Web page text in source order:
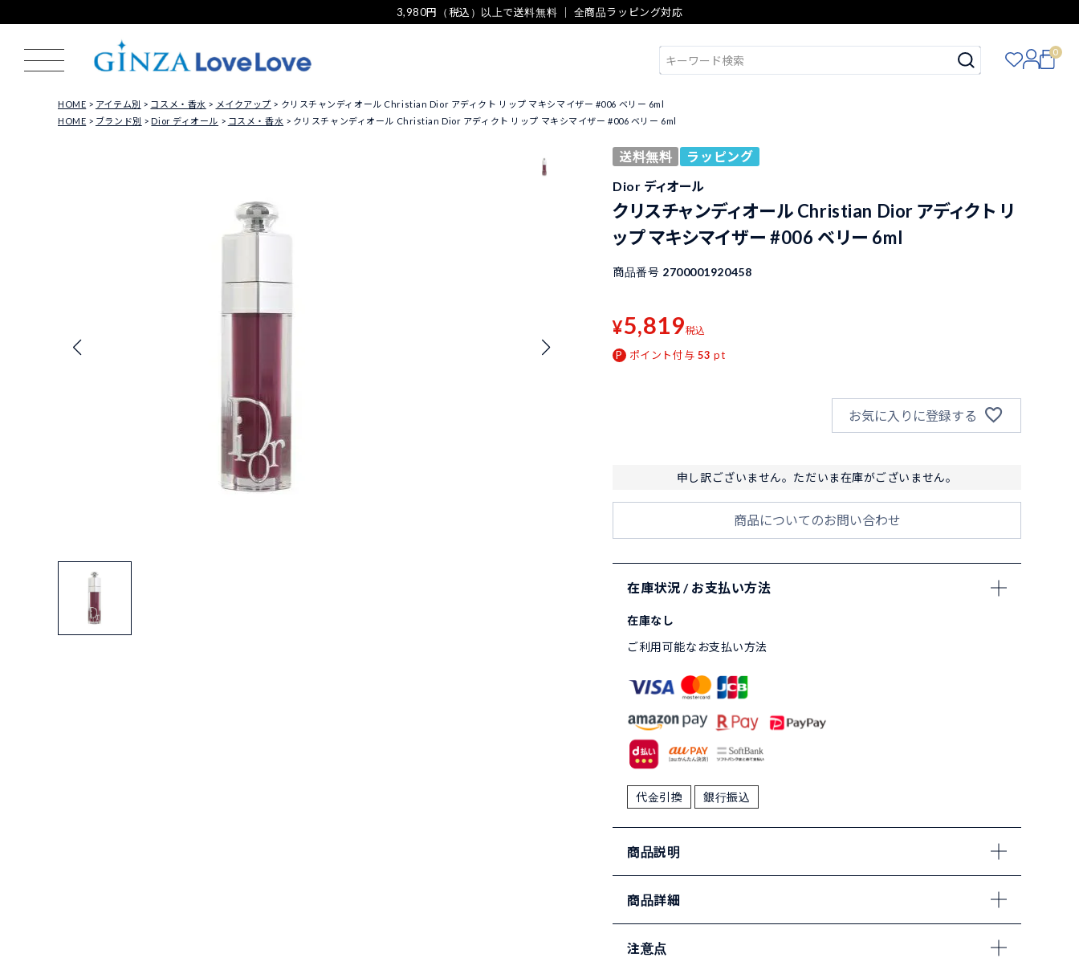
3,980円（税込）以上で送料無料 ｜ 全商品ラッピング対応
0
HOME アイテム別 コスメ・香水 メイクアップ
クリスチャンディオール Christian Dior アディクト リップ マキシマイザー #006 ベリー 6ml
HOME
ブランド別 Dior ディオール コスメ・香水 クリスチャンディオール Christian Dior アディクト リップ マキシマイザー #006 ベリー 6ml
送料無料
ラッピング
Dior ディオール
クリスチャンディオール Christian Dior アディクト リ
ップ マキシマイザー #006 ベリー 6ml
商品番号 2700001920458
¥5,819税込
ポイント付与 53 pt
お気に入りに登録する
申し訳ございません。ただいま在庫がございません。
商品についてのお問い合わせ
在庫状況 / お支払い方法
在庫なし
ご利用可能なお支払い方法
代金引換 銀行振込
商品説明
商品詳細
注意点